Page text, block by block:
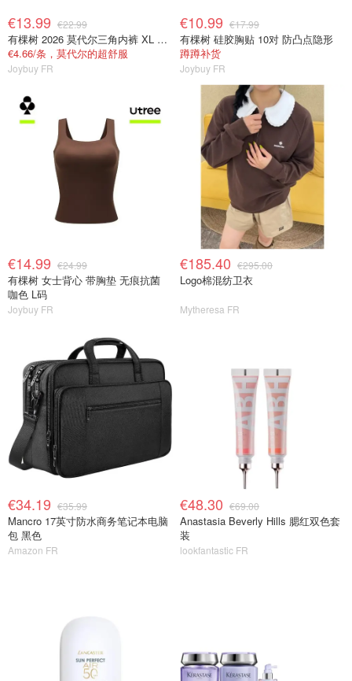
€13.99 €22.99
有棵树 2026 莫代尔三角内裤 XL 女士抗菌
€4.66/条，莫代尔的超舒服
Joybuy FR
€10.99 €17.99
有棵树 硅胶胸贴 10对 防凸点隐形
蹲蹲补货
Joybuy FR
€14.99 €24.99
有棵树 女士背心 带胸垫 无痕抗菌
咖色 L码
Joybuy FR
€185.40 €295.00
Logo棉混纺卫衣
Mytheresa FR
€34.19 €35.99
Mancro 17英寸防水商务笔记本电脑
包 黑色
Amazon FR
€48.30 €69.00
Anastasia Beverly Hills 腮红双色套
装
lookfantastic FR